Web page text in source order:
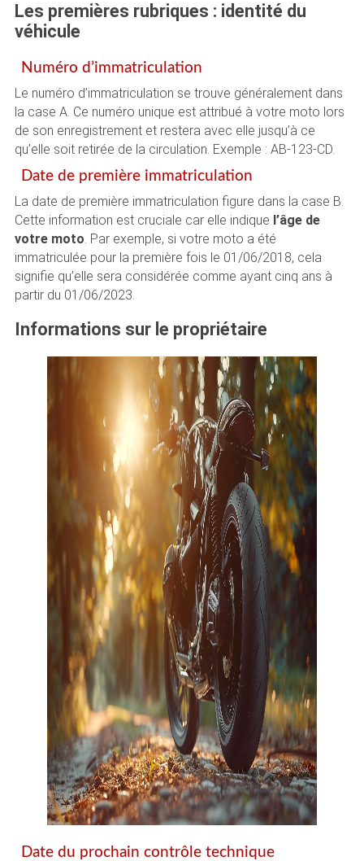
Les premières rubriques : identité du
véhicule
Numéro d’immatriculation
Le numéro d’immatriculation se trouve généralement dans
la case A. Ce numéro unique est attribué à votre moto lors
de son enregistrement et restera avec elle jusqu’à ce
qu’elle soit retirée de la circulation. Exemple : AB-123-CD.
Date de première immatriculation
La date de première immatriculation figure dans la case B.
Cette information est cruciale car elle indique l’âge de
votre moto. Par exemple, si votre moto a été
immatriculée pour la première fois le 01/06/2018, cela
signifie qu’elle sera considérée comme ayant cinq ans à
partir du 01/06/2023.
Informations sur le propriétaire
Date du prochain contrôle technique